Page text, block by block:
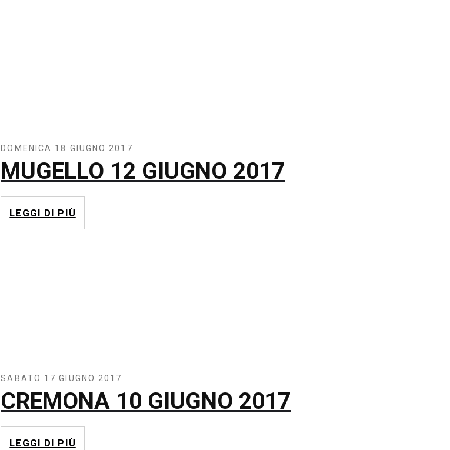
DOMENICA 18 GIUGNO 2017
MUGELLO 12 GIUGNO 2017
LEGGI DI PIÙ
SABATO 17 GIUGNO 2017
CREMONA 10 GIUGNO 2017
LEGGI DI PIÙ